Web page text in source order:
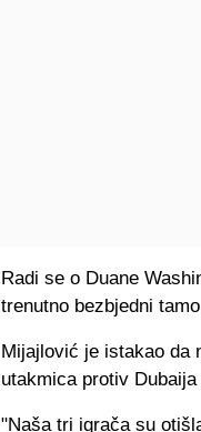
Radi se o Duane
trenutno bezbjedni
Mijajlović je istakao da
utakmica protiv
"Naša tri igrača su